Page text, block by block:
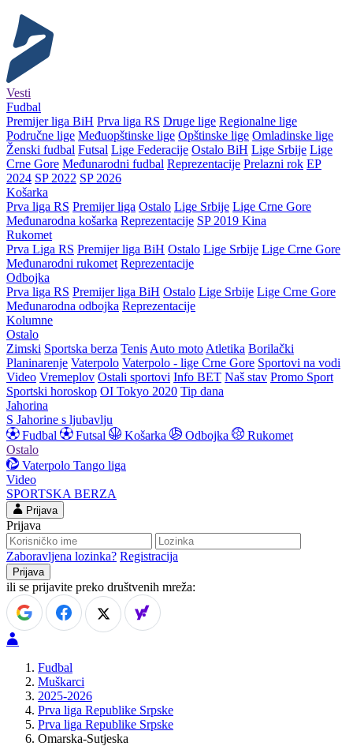
Vesti
Fudbal
Premijer liga BiH Prva liga RS Druge lige Regionalne lige
Područne lige Međuopštinske lige Opštinske lige Omladinske lige
Ženski fudbal Futsal Lige Federacije Ostalo BiH Lige Srbije Lige
Crne Gore Međunarodni fudbal Reprezentacije Prelazni rok EP
2024 SP 2022 SP 2026
Košarka
Prva liga RS Premijer liga Ostalo Lige Srbije Lige Crne Gore
Međunarodna košarka Reprezentacije SP 2019 Kina
Rukomet
Prva Liga RS Premijer liga BiH Ostalo Lige Srbije Lige Crne Gore
Međunarodni rukomet Reprezentacije
Odbojka
Prva liga RS Premijer liga BiH Ostalo Lige Srbije Lige Crne Gore
Međunarodna odbojka Reprezentacije
Kolumne
Ostalo
Zimski Sportska berza Tenis Auto moto Atletika Borilački
Planinarenje Vaterpolo Vaterpolo - lige Crne Gore Sportovi na vodi
Video Vremeplov Ostali sportovi Info BET Naš stav Promo Sport
Sportski horoskop OI Tokyo 2020 Tip dana
Jahorina
S Jahorine s ljubavlju
Fudbal
Futsal Košarka Odbojka
Rukomet
Ostalo
Vaterpolo Tango liga
Video
SPORTSKA BERZA
Prijava
Prijava
Zaboravljena lozinka? Registracija
ili se prijavite preko društvenih mreža:
Fudbal
Muškarci
2025-2026
Prva liga Republike Srpske
Prva liga Republike Srpske
Omarska-Sutjeska